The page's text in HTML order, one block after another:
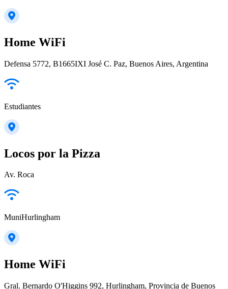
Home WiFi
Defensa 5772, B1665IXI José C. Paz, Buenos Aires, Argentina
Estudiantes
Locos por la Pizza
Av. Roca
MuniHurlingham
Home WiFi
Gral. Bernardo O'Higgins 992, Hurlingham, Provincia de Buenos